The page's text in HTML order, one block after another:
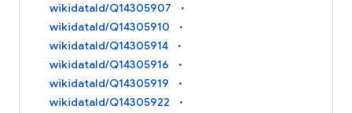
wikidataId/Q14305907
wikidataId/Q14305910
wikidataId/Q14305914
wikidataId/Q14305916
wikidataId/Q14305919
wikidataId/Q14305922